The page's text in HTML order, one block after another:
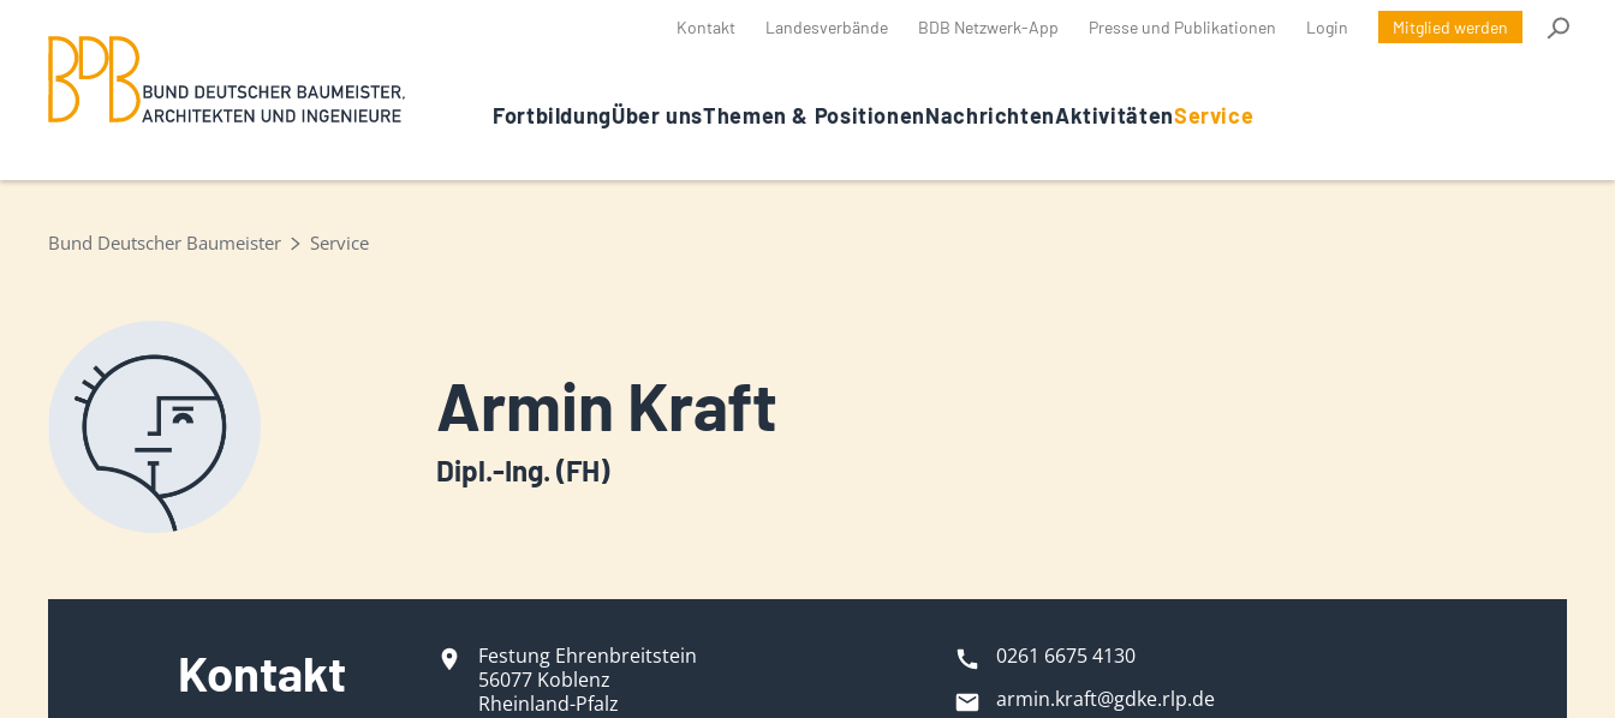
Kontakt Landesverbände BDB Netzwerk-App Presse und Publikationen Login Mitglied werden
FortbildungÜber unsThemen & PositionenNachrichtenAktivitätenService
Bund Deutscher Baumeister Service
Armin Kraft
Dipl.-Ing. (FH)
Kontakt
Festung Ehrenbreitstein
56077 Koblenz
Rheinland-Pfalz
0261 6675 4130
armin.kraft@gdke.rlp.de